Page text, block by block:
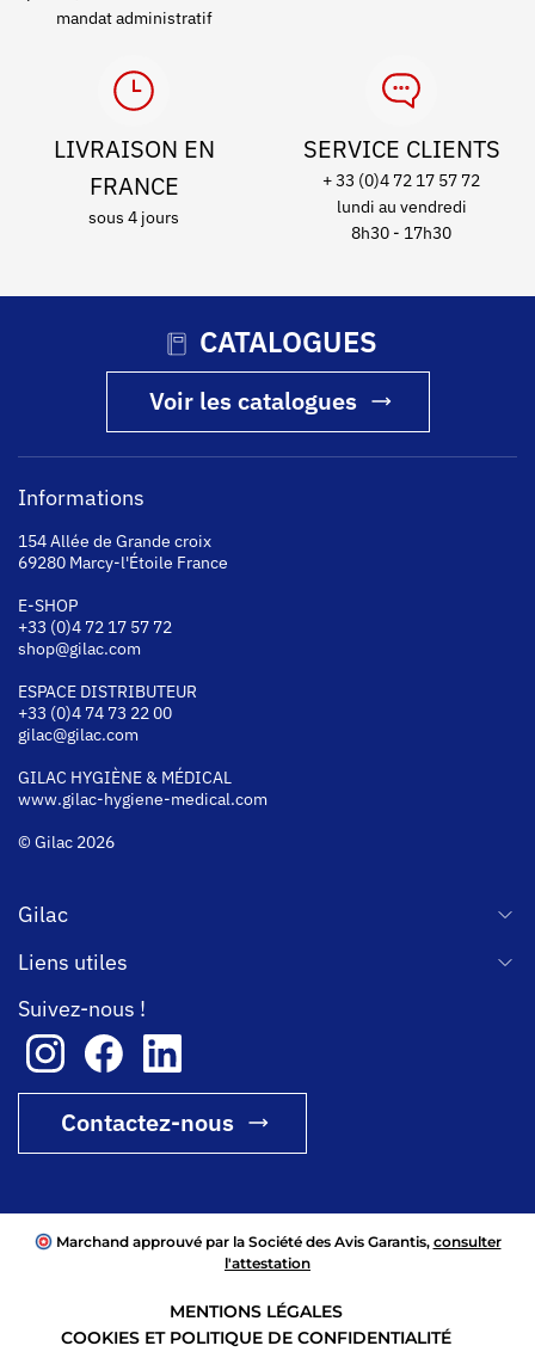
mandat administratif
LIVRAISON EN
FRANCE
sous 4 jours
SERVICE CLIENTS
+ 33 (0)4 72 17 57 72
lundi au vendredi
8h30 - 17h30
CATALOGUES
Voir les catalogues
Informations
154 Allée de Grande croix
69280 Marcy-l'Étoile France
E-SHOP
+33 (0)4 72 17 57 72
shop@gilac.com
ESPACE DISTRIBUTEUR
+33 (0)4 74 73 22 00
gilac@gilac.com
GILAC HYGIÈNE & MÉDICAL
www.gilac-hygiene-medical.com
© Gilac 2026
Gilac
Liens utiles
Suivez-nous !
Contactez-nous
Marchand approuvé par la Société des Avis Garantis, consulter
l'attestation
MENTIONS LÉGALES
COOKIES ET POLITIQUE DE CONFIDENTIALITÉ